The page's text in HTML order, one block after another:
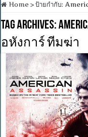
Home > ป้ายกำกับ:
Tag Archives:
อหังการ์ ทีมฆ่า